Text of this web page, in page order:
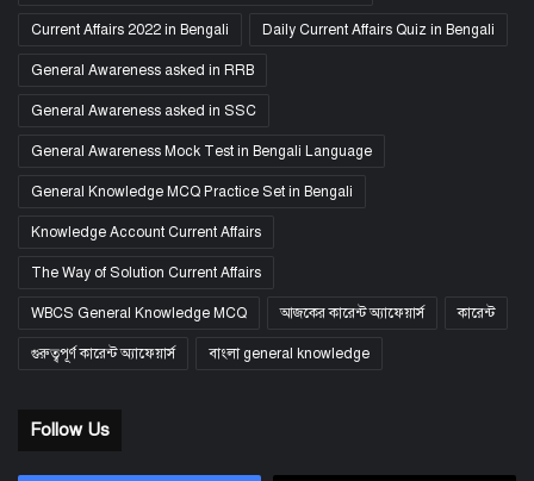
Current Affairs 2022 in Bengali Daily Current Affairs Quiz in Bengali
General Awareness asked in RRB
General Awareness asked in SSC
General Awareness Mock Test in Bengali Language
General Knowledge MCQ Practice Set in Bengali
Knowledge Account Current Affairs
The Way of Solution Current Affairs
WBCS General Knowledge MCQ আজকের কারেন্ট অ্যাফেয়ার্স কারেন্ট
গুরুত্বপূর্ণ কারেন্ট অ্যাফেয়ার্স বাংলা general knowledge
Follow Us